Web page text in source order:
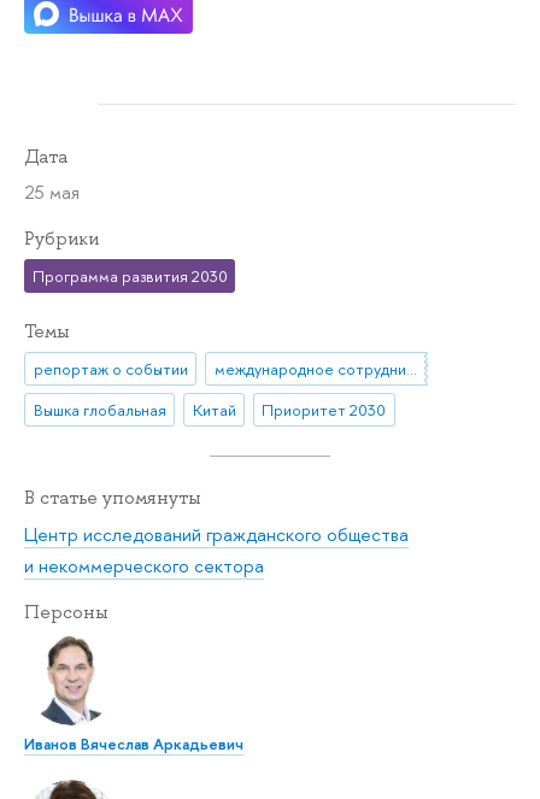
Дата
25 мая
Рубрики
Программа развития 2030
Темы
репортаж о событии
международное сотрудничество
Вышка глобальная
Китай Приоритет 2030
В статье упомянуты
Центр исследований гражданского общества
и некоммерческого сектора
Персоны
Иванов Вячеслав Аркадьевич